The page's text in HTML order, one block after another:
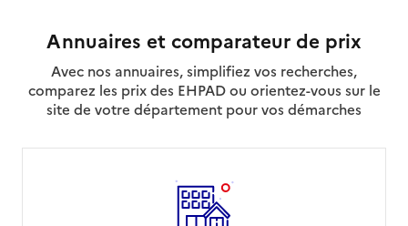
Annuaires et comparateur de prix
Avec nos annuaires, simplifiez vos recherches,
comparez les prix des EHPAD ou orientez-vous sur le
site de votre département pour vos démarches